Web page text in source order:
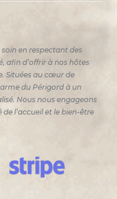
en respectant des
afin d’offrir à nos hôtes
Situées au cœur de
du Périgord à un
Nous nous engageons
l’accueil et le bien-être